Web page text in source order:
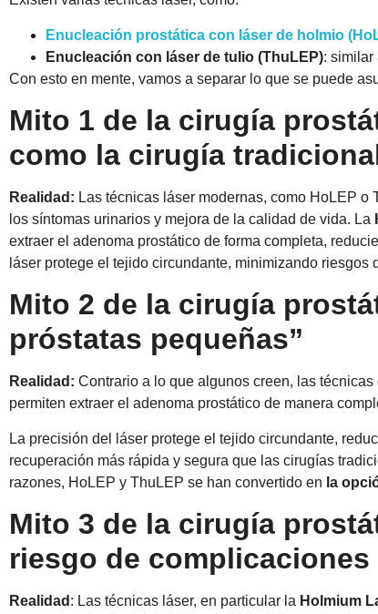
Enucleación prostática con láser de holmio
Enucleación con láser de tulio (ThuLEP): similar
Con esto en mente, vamos a separar lo que se puede
Mito 1 de la cirugía
como la cirugía
Realidad: Las técnicas láser modernas, como HoLEP
los síntomas urinarios y mejora de la calidad de vida. La
extraer el adenoma prostático de forma completa,
láser protege el tejido circundante, minimizando riesgos
Mito 2 de la cirugía
próstatas pequeñas”
Realidad: Contrario a lo que algunos creen, las
permiten extraer el adenoma prostático de manera
La precisión del láser protege el tejido circundante,
recuperación más rápida y segura que las cirugías
razones, HoLEP y ThuLEP se han convertido en la
Mito 3 de la cirugía
riesgo de
Realidad : Las técnicas láser, en particular la Holmium